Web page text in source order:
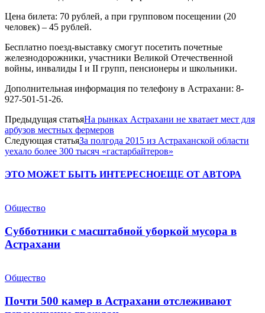
Цена билета: 70 рублей, а при групповом посещении (20
человек) – 45 рублей.
Бесплатно поезд-выставку смогут посетить почетные
железнодорожники, участники Великой Отечественной
войны, инвалиды I и II групп, пенсионеры и школьники.
Дополнительная информация по телефону в Астрахани: 8-
927-501-51-26.
Предыдущая статьяНа рынках Астрахани не хватает мест для
арбузов местных фермеров
Следующая статьяЗа полгода 2015 из Астраханской области
уехало более 300 тысяч «гастарбайтеров»
ЭТО МОЖЕТ БЫТЬ ИНТЕРЕСНОЕЩЕ ОТ АВТОРА
Общество
Субботники с масштабной уборкой мусора в
Астрахани
Общество
Почти 500 камер в Астрахани отслеживают